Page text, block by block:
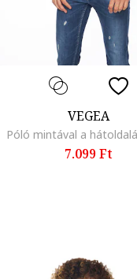
VEGEA
7.099 Ft